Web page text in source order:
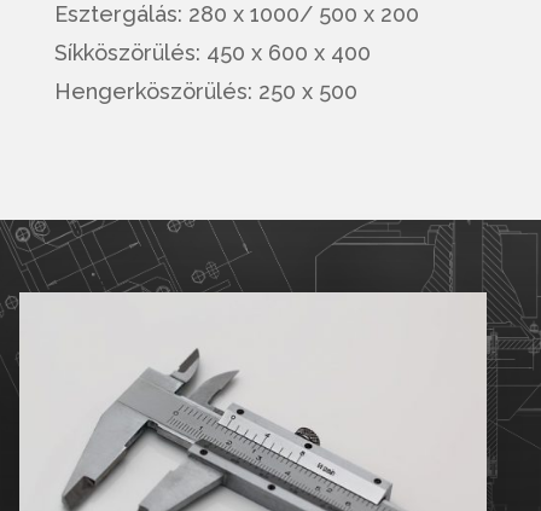
Esztergálás: 280 x 1000/ 500 x 200
Síkköszörülés: 450 x 600 x 400
Hengerköszörülés: 250 x 500